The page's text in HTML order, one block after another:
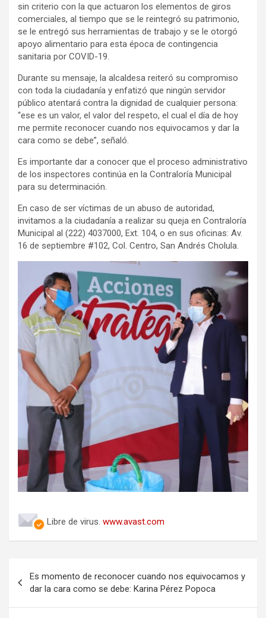
sin criterio con la que actuaron los elementos de giros
comerciales, al tiempo que se le reintegró su patrimonio,
se le entregó sus herramientas de trabajo y se le otorgó
apoyo alimentario para esta época de contingencia
sanitaria por COVID-19.
Durante su mensaje, la alcaldesa reiteró su compromiso
con toda la ciudadanía y enfatizó que ningún servidor
público atentará contra la dignidad de cualquier persona:
“ese es un valor, el valor del respeto, el cual el día de hoy
me permite reconocer cuando nos equivocamos y dar la
cara como se debe”, señaló.
Es importante dar a conocer que el proceso administrativo
de los inspectores continúa en la Contraloría Municipal
para su determinación.
En caso de ser víctimas de un abuso de autoridad,
invitamos a la ciudadanía a realizar su queja en Contraloría
Municipal al (222) 4037000, Ext. 104, o en sus oficinas: Av.
16 de septiembre #102, Col. Centro, San Andrés Cholula.
Libre de virus. www.avast.com
de
entradas
Es momento de reconocer cuando nos equivocamos y
dar la cara como se debe: Karina Pérez Popoca